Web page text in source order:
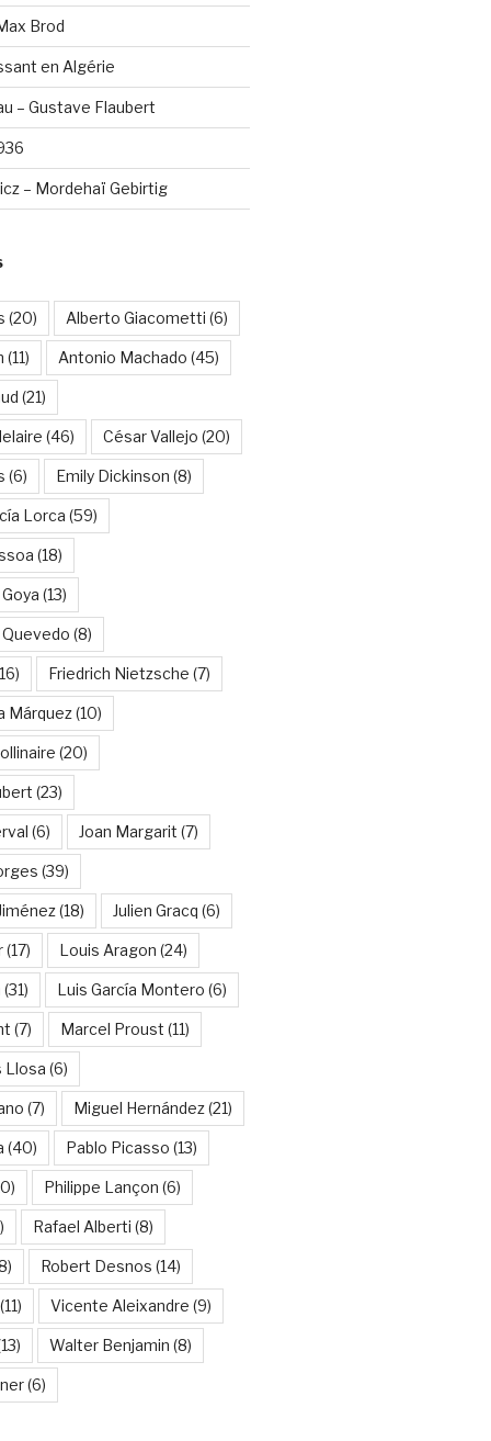
Brod
en Algérie
– Gustave Flaubert
– Mordehaï Gebirtig
(20) Alberto Giacometti (6)
(11) Antonio Machado (45)
(21)
(46) César Vallejo (20)
(6) Emily Dickinson (8)
Lorca (59)
(18)
(13)
(8)
Friedrich Nietzsche (7)
Márquez(10)
(20)
(23)
(6) Joan Margarit (7)
(39)
(18) Julien Gracq (6)
(17) Louis Aragon (24)
(31) Luis García Montero (6)
(7) Marcel Proust (11)
Llosa (6)
(7) Miguel Hernández(21)
(40) Pablo Picasso (13)
Philippe Lançon (6)
Rafael Alberti (8)
Robert Desnos (14)
(11) Vicente Aleixandre (9)
Walter Benjamin (8)
(6)